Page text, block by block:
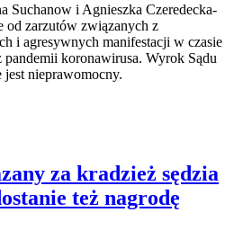
Suchanow i Agnieszka Czeredecka-
od zarzutów związanych z
i agresywnych manifestacji w czasie
koronawirusa. Wyrok Sądu
nieprawomocny.
za kradzież sędzia
też nagrodę